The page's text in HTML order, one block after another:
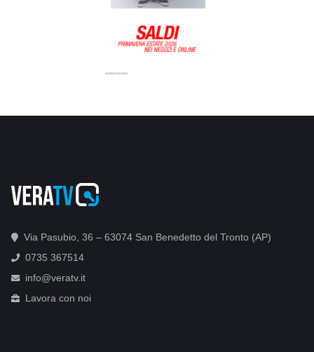
Via Pasubio, 36 – 63074 San Benedetto del Tronto (AP)
0735 367514
info@veratv.it
Lavora con noi